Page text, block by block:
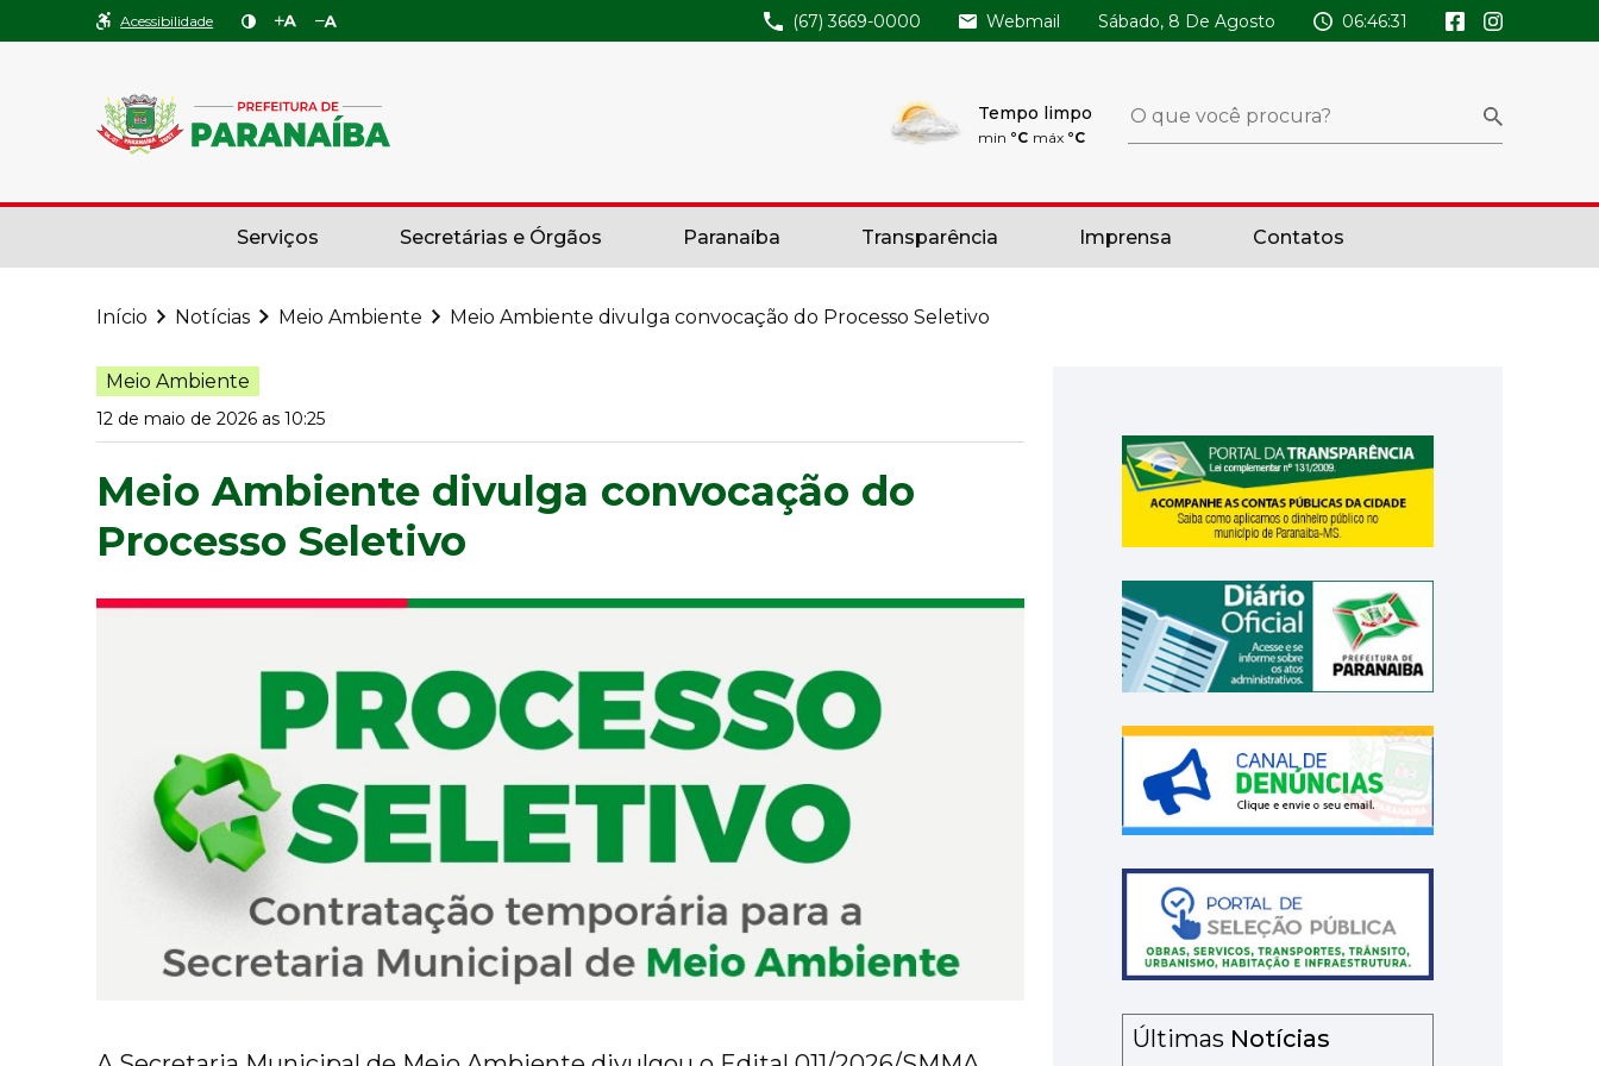
Acessibilidade (67) 3669-0000 Webmail Sábado, 8 De Agosto 06:46:32
Tempo limpo
min °C máx °C
Serviços Secretárias e Órgãos Paranaíba Transparência Imprensa Contatos
Início Notícias Meio Ambiente Meio Ambiente divulga convocação do Processo Seletivo
Meio Ambiente
12 de maio de 2026 as 10:25
Meio Ambiente divulga convocação do
Processo Seletivo
Últimas Notícias